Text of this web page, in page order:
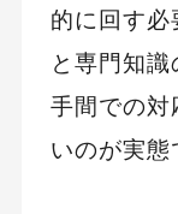
的に回す必
と専門知
手間での対
いのが実態